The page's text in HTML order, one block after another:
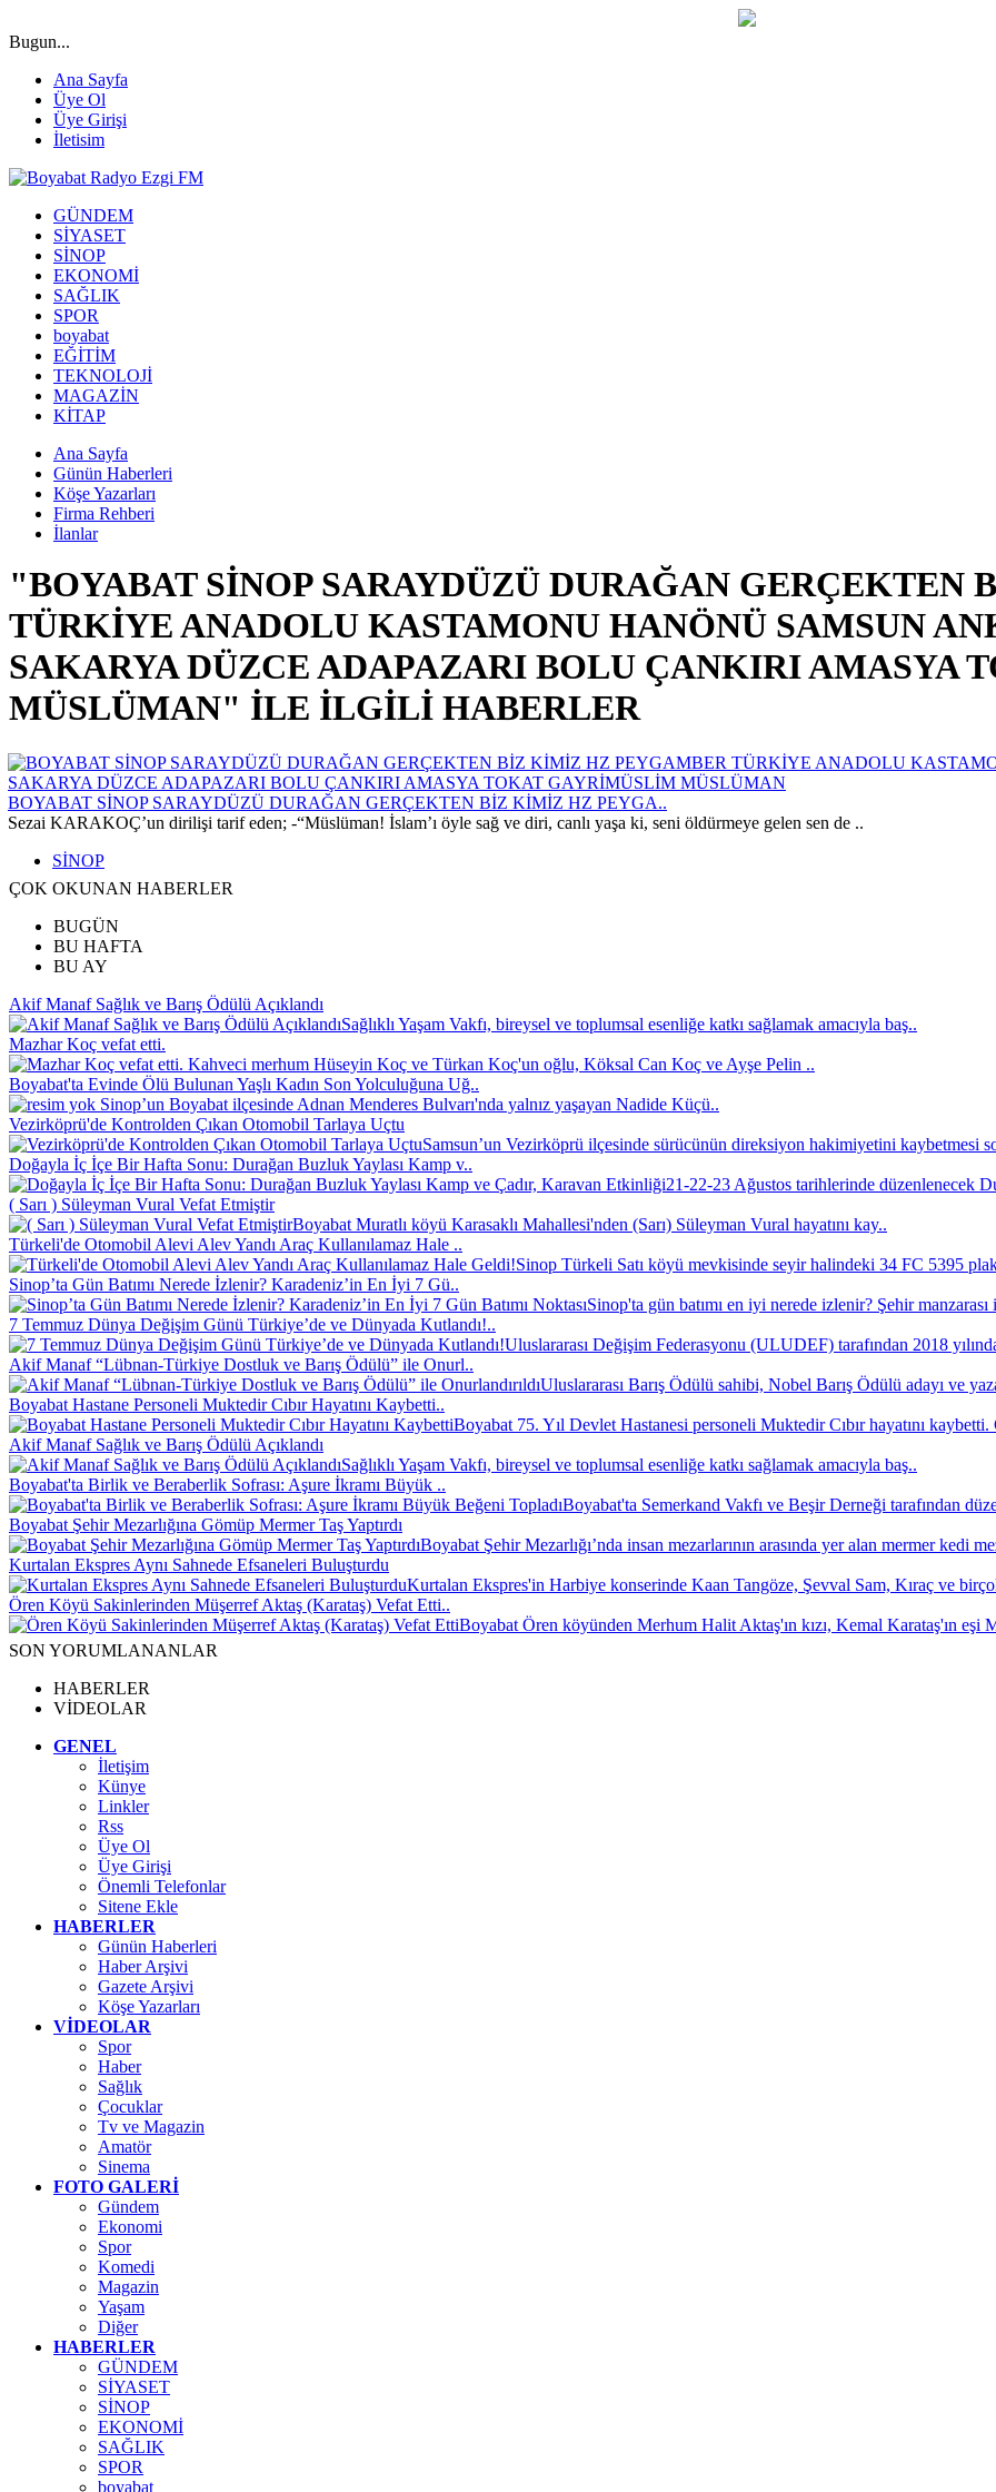
Bugun...
Ana Sayfa
Üye Ol
Üye Girişi
İletisim
GÜNDEM
SİYASET
SİNOP
EKONOMİ
SAĞLIK
SPOR
boyabat
EĞİTİM
TEKNOLOJİ
MAGAZİN
KİTAP
Ana Sayfa
Günün Haberleri
Köşe Yazarları
Firma Rehberi
İlanlar
"BOYABAT SİNOP SARAYDÜZÜ DURAĞAN
TÜRKİYE ANADOLU KASTAMONU HANÖNÜ SAMSUN
SAKARYA DÜZCE ADAPAZARI BOLU ÇANKIRI AMASYA
MÜSLÜMAN" İLE İLGİLİ HABERLER
BOYABAT SİNOP SARAYDÜZÜ DURAĞAN GERÇEKTEN BİZ KİMİZ HZ PEYGA..
Sezai KARAKOÇ’un dirilişi tarif eden; -“Müslüman! İslam’ı öyle sağ ve diri, canlı yaşa ki, seni öldürmeye gelen sen de ..
SİNOP
ÇOK OKUNAN HABERLER
BUGÜN
BU HAFTA
BU AY
Akif Manaf Sağlık ve Barış Ödülü Açıklandı
Sağlıklı Yaşam Vakfı, bireysel ve toplumsal esenliğe katkı sağlamak amacıyla baş..
Mazhar Koç vefat etti.
Kahveci merhum Hüseyin Koç ve Türkan Koç'un oğlu, Köksal Can Koç ve Ayşe Pelin ..
Boyabat'ta Evinde Ölü Bulunan Yaşlı Kadın Son Yolculuğuna Uğ..
Sinop’un Boyabat ilçesinde Adnan Menderes Bulvarı'nda yalnız yaşayan Nadide Küçü..
Vezirköprü'de Kontrolden Çıkan Otomobil Tarlaya Uçtu
Samsun’un Vezirköprü ilçesinde sürücünün direksiyon hakimiyetini kaybetmesi
Doğayla İç İçe Bir Hafta Sonu: Durağan Buzluk Yaylası Kamp v..
21-22-23 Ağustos tarihlerinde düzenlenecek
( Sarı ) Süleyman Vural Vefat Etmiştir
Boyabat Muratlı köyü Karasaklı Mahallesi'nden (Sarı) Süleyman Vural hayatını kay..
Türkeli'de Otomobil Alevi Alev Yandı Araç Kullanılamaz Hale ..
Sinop Türkeli Satı köyü mevkisinde seyir halindeki 34 FC 5395
Sinop’ta Gün Batımı Nerede İzlenir? Karadeniz’in En İyi 7 Gü..
Sinop'ta gün batımı en iyi nerede izlenir? Şehir
7 Temmuz Dünya Değişim Günü Türkiye’de ve Dünyada Kutlandı!..
Uluslararası Değişim Federasyonu (ULUDEF) tarafından 2018
Akif Manaf “Lübnan-Türkiye Dostluk ve Barış Ödülü” ile Onurl..
Uluslararası Barış Ödülü sahibi, Nobel Barış Ödülü adayı ve
Boyabat Hastane Personeli Muktedir Cıbır Hayatını Kaybetti..
Boyabat 75. Yıl Devlet Hastanesi personeli Muktedir Cıbır hayatını kaybetti.
Akif Manaf Sağlık ve Barış Ödülü Açıklandı
Sağlıklı Yaşam Vakfı, bireysel ve toplumsal esenliğe katkı sağlamak amacıyla baş..
Boyabat'ta Birlik ve Beraberlik Sofrası: Aşure İkramı Büyük ..
Boyabat'ta Semerkand Vakfı ve Beşir Derneği tarafından
Boyabat Şehir Mezarlığına Gömüp Mermer Taş Yaptırdı
Boyabat Şehir Mezarlığı’nda insan mezarlarının arasında yer alan mermer kedi
Kurtalan Ekspres Aynı Sahnede Efsaneleri Buluşturdu
Kurtalan Ekspres'in Harbiye konserinde Kaan Tangöze, Şevval Sam, Kıraç ve
Ören Köyü Sakinlerinden Müşerref Aktaş (Karataş) Vefat Etti..
Boyabat Ören köyünden Merhum Halit Aktaş'ın kızı, Kemal Karataş'ın eşi
SON YORUMLANANLAR
HABERLER
VİDEOLAR
GENEL
İletişim
Künye
Linkler
Rss
Üye Ol
Üye Girişi
Önemli Telefonlar
Sitene Ekle
HABERLER
Günün Haberleri
Haber Arşivi
Gazete Arşivi
Köşe Yazarları
VİDEOLAR
Spor
Haber
Sağlık
Çocuklar
Tv ve Magazin
Amatör
Sinema
FOTO GALERİ
Gündem
Ekonomi
Spor
Komedi
Magazin
Yaşam
Diğer
HABERLER
GÜNDEM
SİYASET
SİNOP
EKONOMİ
SAĞLIK
SPOR
boyabat